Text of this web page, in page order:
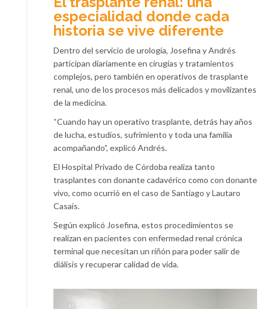
especialidad donde cada
historia se vive diferente
Dentro del servicio de urología, Josefina y Andrés
participan diariamente en cirugías y tratamientos
complejos, pero también en operativos de trasplante
renal, uno de los procesos más delicados y movilizantes
de la medicina.
“Cuando hay un operativo trasplante, detrás hay años
de lucha, estudios, sufrimiento y toda una familia
acompañando”, explicó Andrés.
El Hospital Privado de Córdoba realiza tanto
trasplantes con donante cadavérico como con donante
vivo, como ocurrió en el caso de Santiago y Lautaro
Casais.
Según explicó Josefina, estos procedimientos se
realizan en pacientes con enfermedad renal crónica
terminal que necesitan un riñón para poder salir de
diálisis y recuperar calidad de vida.